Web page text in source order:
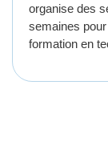
organise des
semaines
formation en